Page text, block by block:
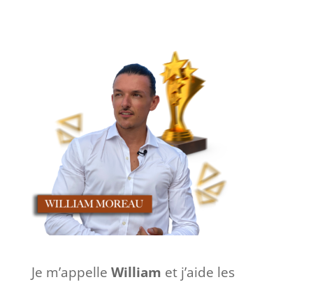
Je m’appelle William et j’aide les